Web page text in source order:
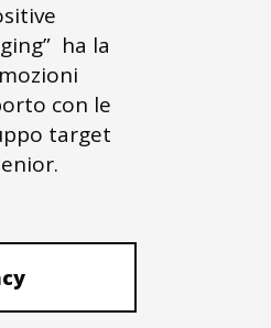
ha la
con le
target